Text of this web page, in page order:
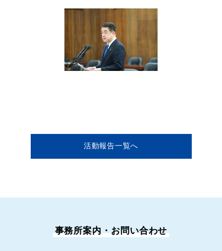
活動報告一覧へ
事務所案内・お問い合わせ